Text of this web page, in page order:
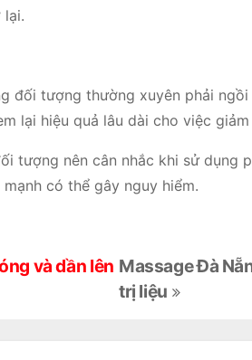
lại.
đối tượng thường xuyên phải
lại hiệu quả lâu dài cho việc
tượng nên cân nhắc khi sử dụng
có thể gây nguy hiểm.
Massage Đà
trị liệu
và dần lên